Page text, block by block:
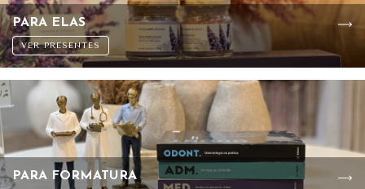
PARA ELAS
VER PRESENTES
PARA FORMATURA